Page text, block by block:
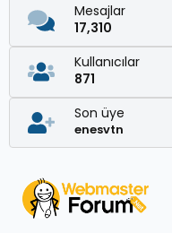
Mesajlar
17,310
Kullanıcılar
871
Son üye
enesvtn